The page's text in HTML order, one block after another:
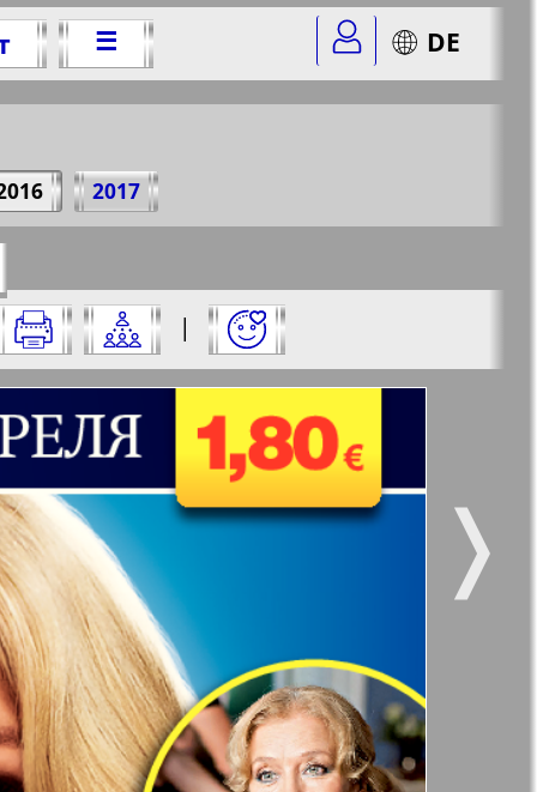
☰ DE
2017
47
|
и нажмите на нее:
5
11
17 18
г.
❭
Город 511
Zeitung Наше время
здоровье Panorama-mir